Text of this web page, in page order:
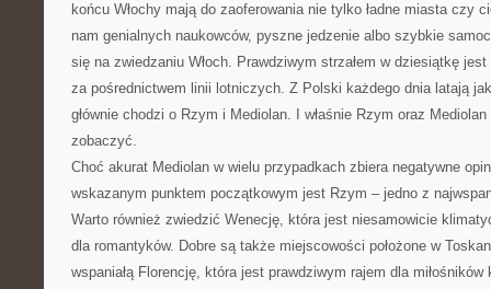
końcu Włochy mają do zaoferowania nie tylko ładne miasta czy
nam genialnych naukowców, pyszne jedzenie albo szybkie
się na zwiedzaniu Włoch. Prawdziwym strzałem w dziesiątkę
za pośrednictwem linii lotniczych. Z Polski każdego dnia latają
głównie chodzi o Rzym i Mediolan. I właśnie Rzym oraz
zobaczyć.
Choć akurat Mediolan w wielu przypadkach zbiera negatywne
wskazanym punktem początkowym jest Rzym – jedno z
Warto również zwiedzić Wenecję, która jest niesamowicie
dla romantyków. Dobre są także miejscowości położone w
wspaniałą Florencję, która jest prawdziwym rajem dla